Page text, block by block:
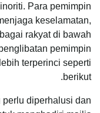
Para pemimpin
keselamatan,
rakyat di bawah
pemimpin
terperinci seperti
berikut.
perlu diperhalusi dan